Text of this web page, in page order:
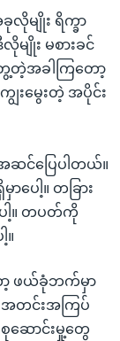
လိုမျိုး ရိက္ခာ
ျိုး မစားခင်
ေ့တဲ့အခါကြတော့
းမွေးတဲ့ အပိုင်း
ဆင်ပြေပါတယ်။
ေါ့။ တခြား
ါ့။ တပတ်ကို
။
ဖယ်ခုံဘက်မှာ
အတင်းအကြပ်
ဆောင်းမှု့တွေ